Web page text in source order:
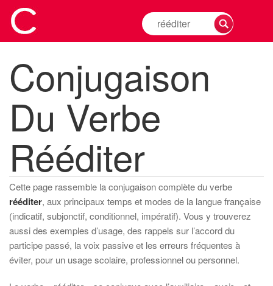
Rechercher
la
d'un
verbe
Conjugaison
Du Verbe
Rééditer
Cette page rassemble la conjugaison complète du verbe
rééditer, aux principaux temps et modes de la langue française
(indicatif, subjonctif, conditionnel, impératif). Vous y trouverez
aussi des exemples d’usage, des rappels sur l’accord du
participe passé, la voix passive et les erreurs fréquentes à
éviter, pour un usage scolaire, professionnel ou personnel.